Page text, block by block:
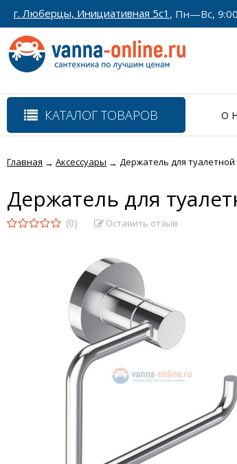
г. Люберцы, Инициативная 5с1 , Пн—Вс,
КАТАЛОГ ТОВАРОВ О
Главная → Аксессуары → Держатель для туалетной
Держатель для
(0) Оставить отзыв